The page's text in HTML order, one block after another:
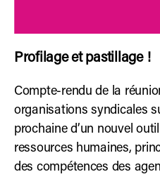
Profilage et pastillage !
Compte-rendu de la
organisations syndicales
prochaine d’un nouvel
ressources humaines,
des compétences des